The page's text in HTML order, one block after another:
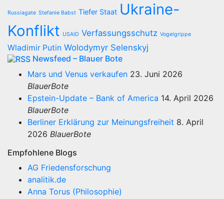
Russiagate Stefanie Babst Tiefer Staat Ukraine-
Konflikt USAID Verfassungsschutz Vogelgrippe
Wladimir Putin Wolodymyr Selenskyj
Newsfeed – Blauer Bote
Mars und Venus verkaufen 23. Juni 2026
BlauerBote
Epstein-Update – Bank of America 14. April 2026
BlauerBote
Berliner Erklärung zur Meinungsfreiheit 8. April
2026 BlauerBote
Empfohlene Blogs
AG Friedensforschung
analitik.de
Anna Torus (Philosophie)